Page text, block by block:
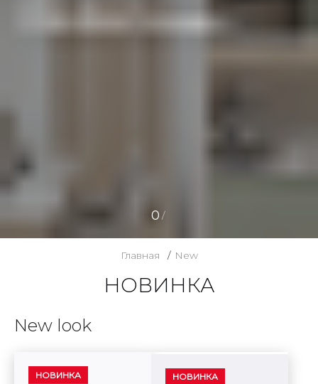
0 /
Главная New
НОВИНКА
New look
НОВИНКА НОВИНКА